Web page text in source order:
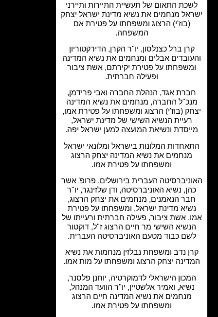
התאום של תעשיית התיירות ותיירני
מנחמים את נשיא מדינת ישראל יצחק
(בוז'י) הרצוג ומשפחתו על פטירת אם
המשפחה.
ברל כצנלסון, יו"ר הקרן, הדירקטוריון
אבלים ומנחמים את נשיא המדינה
על פטירת יקירתם, אשת ציבור
ופעילה חברתית.
אגד, הנהלת החברה ואבי פרידמן,
החברה, מנחמים את נשיא המדינה
(בוז'י) הרצוג ומשפחתו על פטירת אמו,
רעיית הנשיא השישי של מדינת ישראל,
ונשיאת המועצה למען ישראל יפה.
המלונות בישראל ומלונאי ישראל
מנחמים את נשיא המדינה יצחק הרצוג
ומשפחתו על פטירת אמו.
העברית בירושלים, פרופ' אשר
נשיא האוניברסיטה, ודן שלזינגר, יו"ר
הנאמנים, מנחמים את יצחק הרצוג,
מדינת ישראל, ומשפחתו על פטירת
אשת ציבור, פעילה חברתית ורעייתו של
השישי מר חיים הרצוג ז"ל, דוקטור
כבוד מטעם האוניברסיטה העברית.
נדב ומשפחת נבלזין מנחמות את נשיא
יצחק הרצוג ומשפחתו על מות אמו.
הישראלי לדמוקרטיה, יוחנן פלסנר,
ואמיר אלשטיין, יו"ר הוועד המנהל,
מנחמים את נשיא המדינה חיים הרצוג
ומשפחתו על פטירת אמו.